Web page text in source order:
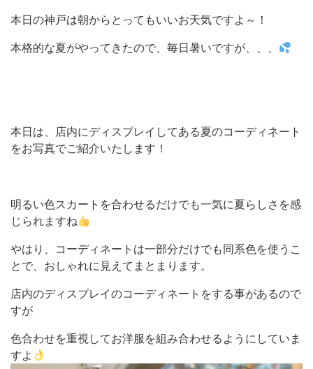
本日の神戸は朝からとってもいいお天気ですよ～！
本格的な夏がやってきたので、毎日暑いですが、、、
本日は、店内にディスプレイしてある夏のコーディネート
をお写真でご紹介いたします！
明るい色スカートを合わせるだけでも一気に夏らしさを感
じられますね
やはり、コーディネートは一部分だけでも同系色を使うこ
とで、おしゃれに見えてまとまります。
店内のディスプレイのコーディネートをする事があるので
すが
色合わせを重視してお洋服を組み合わせるようにしていま
すよ